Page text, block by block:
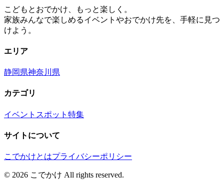
こどもとおでかけ、もっと楽しく。
家族みんなで楽しめるイベントやおでかけ先を、手軽に見つ
けよう。
エリア
静岡県神奈川県
カテゴリ
イベント スポット 特集
サイトについて
こでかけとはプライバシーポリシー
© 2026 こでかけ All rights reserved.